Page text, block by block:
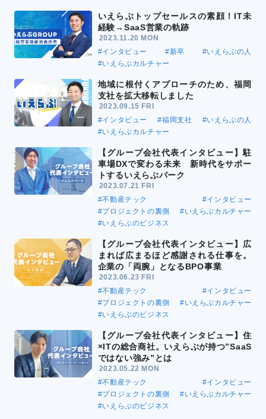
いえらぶトップセールスの素顔！IT未
経験→SaaS営業の軌跡
2023.11.20 MON
#インタビュー
#新卒
#いえらぶの人
#いえらぶカルチャー
地域に根付くアプローチのため、福岡
支社を拡大移転しました
2023.09.15 FRI
#インタビュー
#福岡支社
#いえらぶの人
#いえらぶカルチャー
【グループ会社代表インタビュー】駐
車場DXで変わる未来 新時代をサポー
トするいえらぶパーク
2023.07.21 FRI
#不動産テック
#インタビュー
#プロジェクトの裏側
#いえらぶカルチャー
#いえらぶのビジネス
【グループ会社代表インタビュー】広
まれば広まるほど感謝される仕事を。
企業の「両腕」となるBPO事業
2023.06.23 FRI
#不動産テック
#インタビュー
#プロジェクトの裏側
#いえらぶカルチャー
#いえらぶのビジネス
【グループ会社代表インタビュー】住
×ITの総合商社。いえらぶが持つ”SaaS
ではない強み”とは
2023.05.22 MON
#不動産テック
#インタビュー
#プロジェクトの裏側
#いえらぶカルチャー
#いえらぶのビジネス